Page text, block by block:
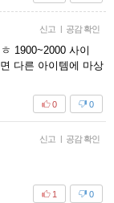
신고 | 공감 확인
1900~2000 사이
다른 아이템에 마상
0
0
신고 | 공감 확인
0
1